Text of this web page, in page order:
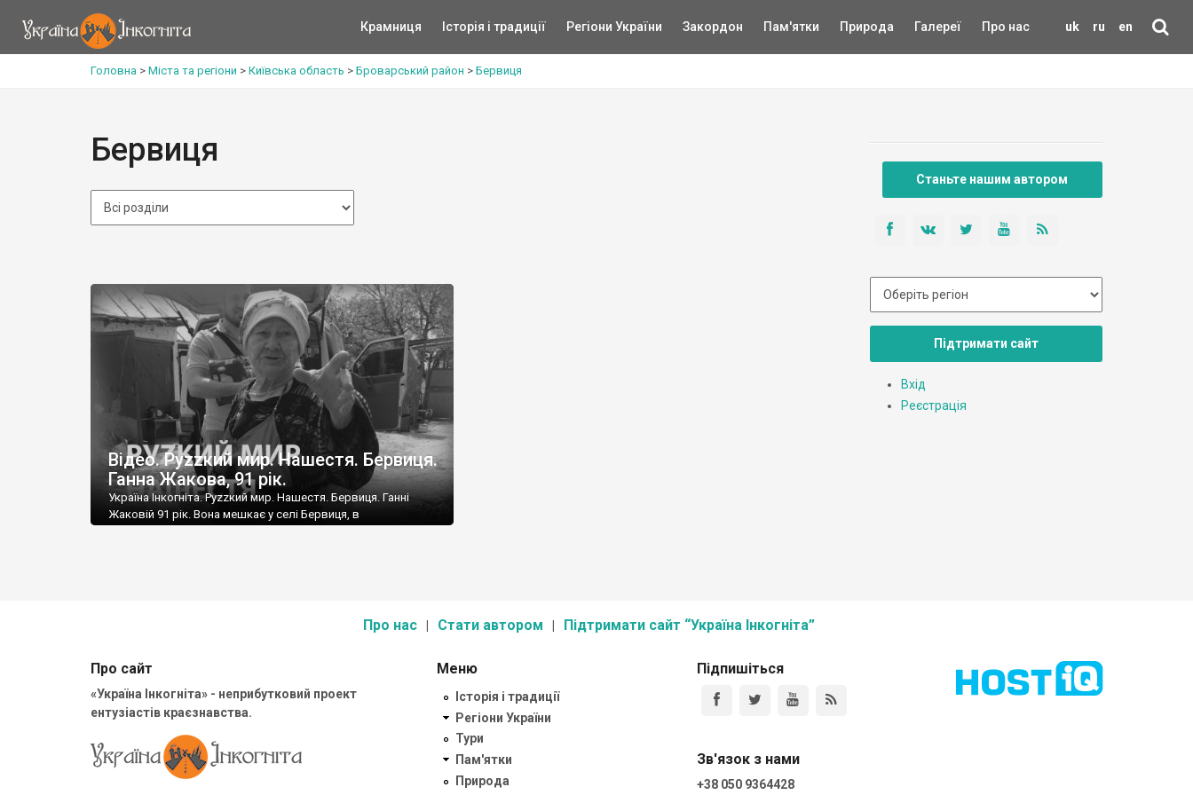
uk ru en
Крамниця Історія і традиції Регіони України Закордон Пам'ятки Природа Галереї Про нас
Головна > Міста та регіони > Київська область > Броварський район > Бервиця
Бервиця
Відео. Руzzкий мир. Нашестя. Бервиця.
Ганна Жакова, 91 рік.
Україна Інкогніта. Руzzкий мир. Нашестя. Бервиця. Ганні
Жаковій 91 рік. Вона мешкає у селі Бервиця, в
Станьте нашим автором
Підтримати сайт
Вхід
Реєстрація
Про нас Стати автором Підтримати сайт “Україна Інкогніта”
Про сайт
«Україна Інкогніта» - неприбутковий проект
ентузіастів краєзнавства.
Меню
Історія і традиції
Регіони України
Тури
Пам'ятки
Природа
Підпишіться
Зв'язок з нами
+38 050 9364428